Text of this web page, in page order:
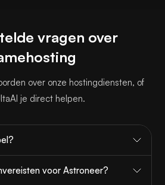
vragen over
over onze hostingdiensten, of
je direct helpen.
voor Astroneer?